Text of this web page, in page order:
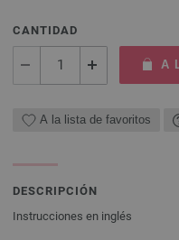
CANTIDAD
A
A la lista de favoritos
DESCRIPCIÓN
Instrucciones en inglés